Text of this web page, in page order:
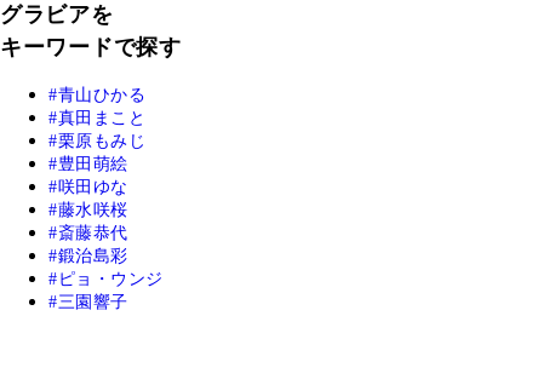
グラビアを
キーワードで探す
青山ひかる
真田まこと
栗原もみじ
豊田萌絵
咲田ゆな
藤水咲桜
斎藤恭代
鍛治島彩
ピョ・ウンジ
三園響子